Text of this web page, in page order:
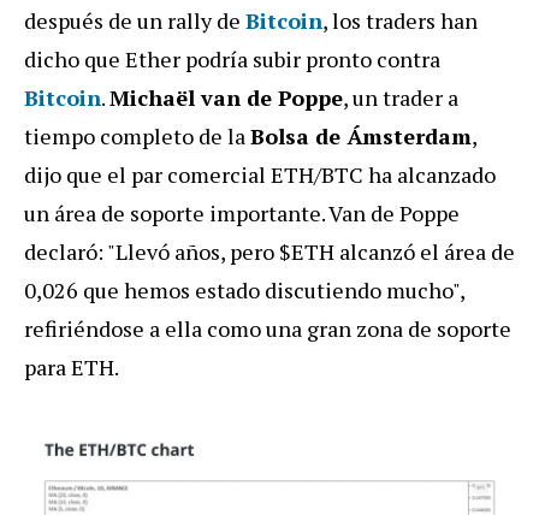
después de un rally de Bitcoin, los traders han
dicho que Ether podría subir pronto contra
Bitcoin.Michaël van de Poppe, un trader a
tiempo completo de la Bolsa de Ámsterdam,
dijo que el par comercial ETH/BTC ha alcanzado
un área de soporte importante. Van de Poppe
declaró: "Llevó años, pero $ETH alcanzó el área de
0,026 que hemos estado discutiendo mucho",
refiriéndose a ella como una gran zona de soporte
para ETH.